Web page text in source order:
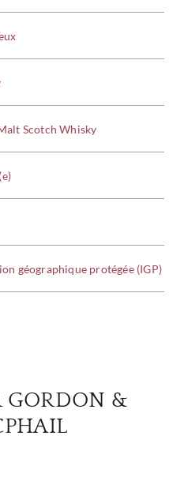
Scotch Whisky
géographique protégée (IGP)
GORDON &